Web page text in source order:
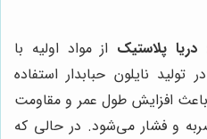
دریا پلاستیک از مواد اولیه با
نایلون حبابدار استفاده
افزایش طول عمر و مقاومت
و فشار می‌شود. در حالی که